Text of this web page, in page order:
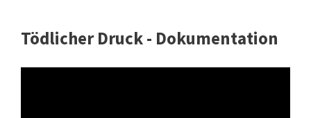
Tödlicher Druck - Dokumentation